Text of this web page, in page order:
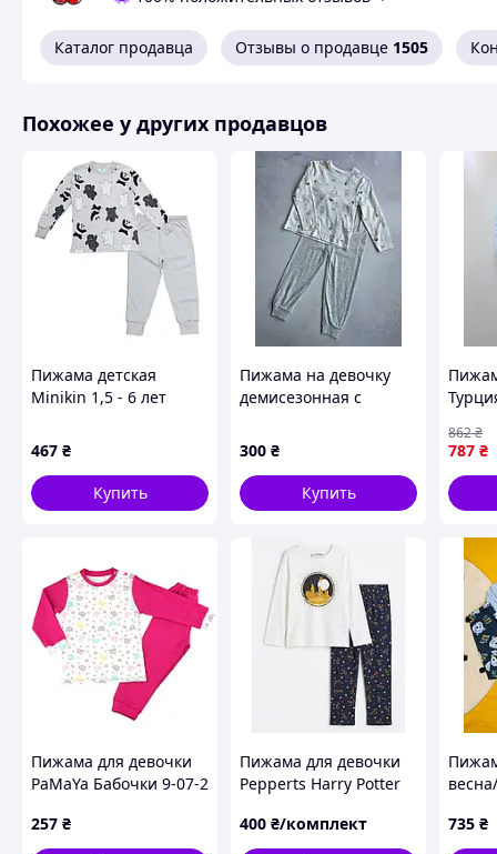
Каталог продавца Отзывы о продавце 1505
Похожее у других продавцов
Пижама детская
Minikin 1,5 - 6 лет
227203 92
467 ₴
Купить
Пижама на девочку
демисезонная с
р.110 см (4-5 года)
300 ₴
Купить
787 ₴
862₴
Пижама для девочки
PaMaYa Бабочки 9-07-2
257 ₴
Пижама для девочки
Pepperts Harry Potter
размер 134-140
400 ₴/комплект
735 ₴